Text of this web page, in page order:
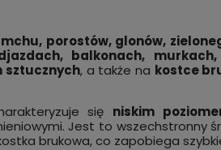
porostów, glonów,
balkonach,
sztucznych, a także na kostce
się niskim
Jest to wszechstronny
brukowa, co zapobiega